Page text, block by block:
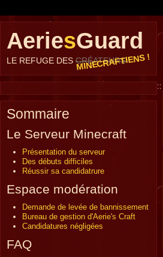
AeriesGuard
LE REFUGE DES CRÉATEURS
MINECRAFTIENS !
Sommaire
Le Serveur Minecraft
Présentation du serveur
Des débuts difficiles
Réussir sa candidatrure
Espace modération
Demande de levée de bannissement
Bureau de gestion d'Aerie's Craft
Candidatures négligées
FAQ
::